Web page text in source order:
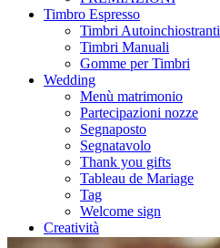
Timbro Espresso
Timbri Autoinchiostranti
Timbri Manuali
Gomme per Timbri
Wedding
Menù matrimonio
Partecipazioni nozze
Segnaposto
Segnatavolo
Thank you gifts
Tableau de Mariage
Tag
Welcome sign
Creatività